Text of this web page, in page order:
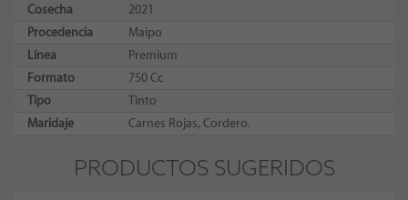
Cosecha
2021
Procedencia
Maipo
Línea
Premium
Formato
750 Cc
Tipo
Tinto
Maridaje
Carnes Rojas, Cordero.
PRODUCTOS SUGERIDOS